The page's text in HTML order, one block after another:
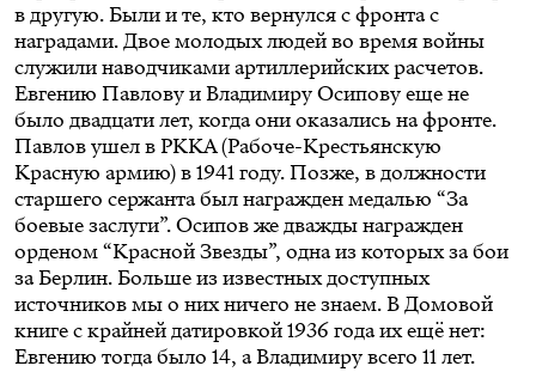
в другую. Были и те, кто вернулся с фронта с
наградами. Двое молодых людей во время войны
служили наводчиками артиллерийских расчетов.
Евгению Павлову и Владимиру Осипову еще не
было двадцати лет, когда они оказались на фронте.
Павлов ушел в РККА (Рабоче-Крестьянскую
Красную армию) в 1941 году. Позже, в должности
старшего сержанта был награжден медалью “За
боевые заслуги”. Осипов же дважды награжден
орденом “Красной Звезды”, одна из которых за бои
за Берлин. Больше из известных доступных
источников мы о них ничего не знаем. В Домовой
книге с крайней датировкой 1936 года их ещё нет:
Евгению тогда было 14, а Владимиру всего 11 лет.